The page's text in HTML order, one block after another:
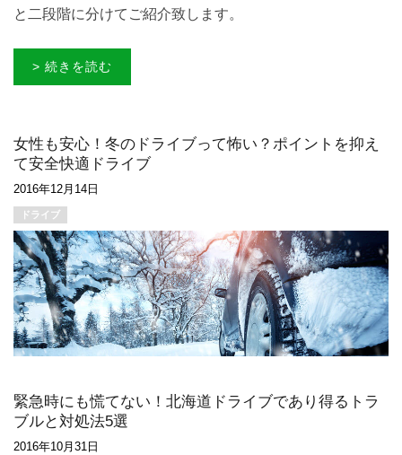
と二段階に分けてご紹介致します。
> 続きを読む
女性も安心！冬のドライブって怖い？ポイントを抑え
て安全快適ドライブ
2016年12月14日
ドライブ
緊急時にも慌てない！北海道ドライブであり得るトラ
ブルと対処法5選
2016年10月31日